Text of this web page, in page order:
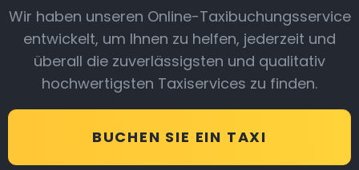
Wir haben unseren Online-Taxibuchungsservice
entwickelt, um Ihnen zu helfen, jederzeit und
überall die zuverlässigsten und qualitativ
hochwertigsten Taxiservices zu finden.
BUCHEN SIE EIN TAXI